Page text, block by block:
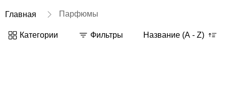
Главная Парфюмы
Категории Фильтры